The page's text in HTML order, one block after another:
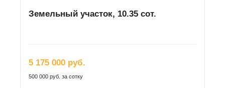
Земельный участок, 10.35 сот.
5 175 000 руб.
500 000 руб. за сотку